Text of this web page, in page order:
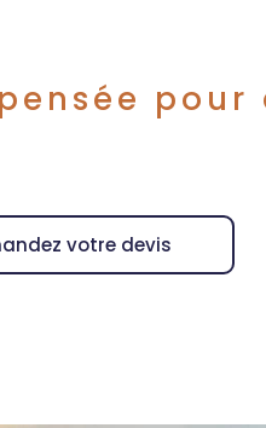
pour
votre devis